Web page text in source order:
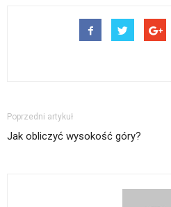
Poprzedni artykuł
Jak obliczyć wysokość góry?